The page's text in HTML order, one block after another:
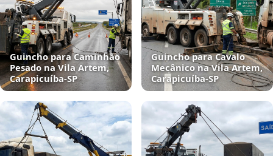
Guincho para Caminhão
Pesado na Vila Artem,
Carapicuíba‑SP
Guincho para Cavalo
Mecânico na Vila Artem,
Carapicuíba‑SP